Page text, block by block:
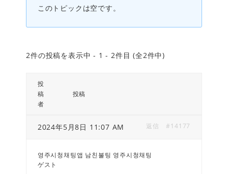
このトピックは空です。
2件の投稿を表示中 - 1 - 2件目 (全2件中)
投
稿
者
投稿
2024年5月8日 11:07 AM #14177
返信
영주시청채팅앱 남친불팅 영주시청채팅
ゲスト